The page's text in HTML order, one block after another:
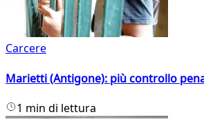
Carcere
Marietti (Antigone): più controllo
1 min di lettura